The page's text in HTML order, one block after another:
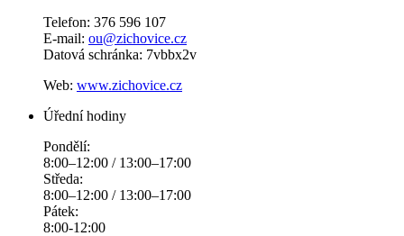
Telefon: 376 596 107
E-mail: ou@zichovice.cz
Datová schránka: 7vbbx2v
Web: www.zichovice.cz
Úřední hodiny
Pondělí:
8:00–12:00 / 13:00–17:00
Středa:
8:00–12:00 / 13:00–17:00
Pátek:
8:00-12:00